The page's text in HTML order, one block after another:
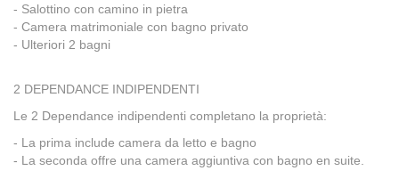
- Salottino con camino in pietra
- Camera matrimoniale con bagno privato
- Ulteriori 2 bagni
2 DEPENDANCE INDIPENDENTI
Le 2 Dependance indipendenti completano la proprietà:
- La prima include camera da letto e bagno
- La seconda offre una camera aggiuntiva con bagno en suite.